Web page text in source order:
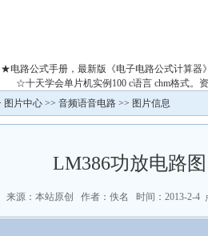
★电路公式手册，最新版《电子电路公式计算器
☆十天学会单片机实例100 c语言 chm格式。
图片中心 >> 音频语音电路 >> 图片信息
LM386功放电路图
来源：本站原创 作者：佚名 时间：2013-2-4